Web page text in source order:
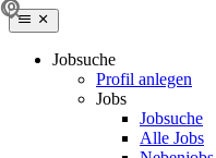
Jobsuche
Profil anlegen
Jobs
Jobsuche
Alle Jobs